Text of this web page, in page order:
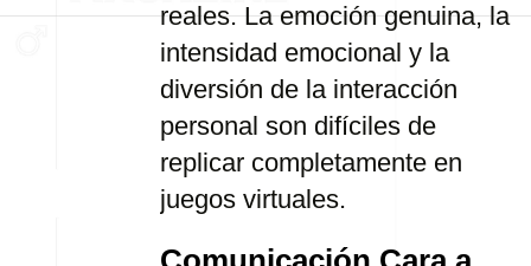
reales. La emoción genuina, la
intensidad emocional y la
diversión de la interacción
personal son difíciles de
replicar completamente en
juegos virtuales.